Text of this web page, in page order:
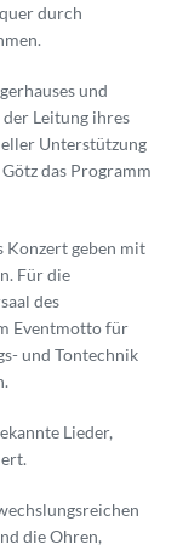
durch
und
Leitung ihres
Unterstützung
das Programm
Konzert geben mit
Für die
des
Eventmotto für
und Tontechnik
Lieder,
die Ohren,